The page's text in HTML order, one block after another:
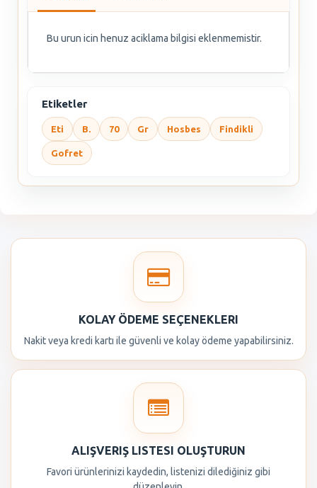
Bu urun icin henuz aciklama bilgisi eklenmemistir.
Etiketler
Eti B. 70 Gr Hosbes Findikli
Gofret
KOLAY ÖDEME SEÇENEKLERI
Nakit veya kredi kartı ile güvenli ve kolay ödeme yapabilirsiniz.
ALIŞVERIŞ LISTESI OLUŞTURUN
Favori ürünlerinizi kaydedin, listenizi dilediğiniz gibi